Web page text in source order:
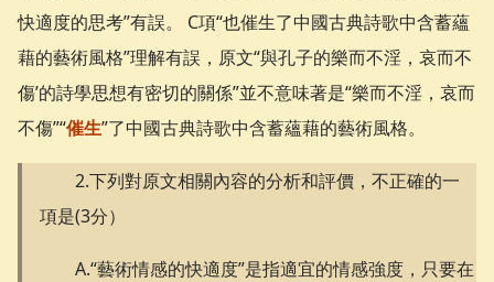
快適度的思考”有誤。 C項“也催生了中國古典詩歌中含蓄蘊
藉的藝術風格”理解有誤，原文“與孔子的樂而不淫，哀而不
傷’的詩學思想有密切的關係”並不意味著是“樂而不淫，哀而
不傷”“催生”了中國古典詩歌中含蓄蘊藉的藝術風格。
2.下列對原文相關內容的分析和評價，不正確的一
項是(3分）
A.“藝術情感的快適度”是指適宜的情感強度，只要在